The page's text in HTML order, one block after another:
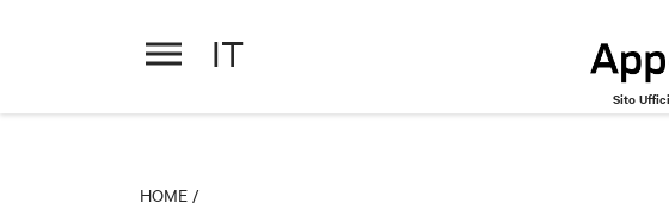
IT
Sito
HOME /